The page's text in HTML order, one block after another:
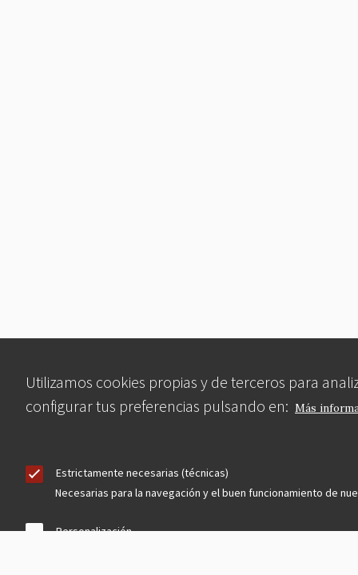
Utilizamos cookies propias y de terceros para
configurar tus preferencias pulsando en: Más
Estrictamente necesarias (técnicas)
Necesarias para la navegación y el buen funcionamiento de
Personalización